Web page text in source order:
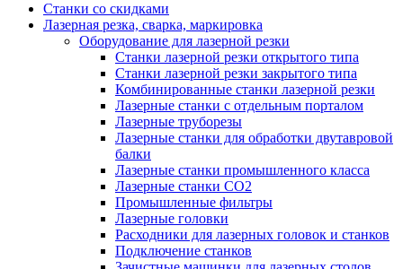
Станки со скидками
Лазерная резка, сварка, маркировка
Оборудование для лазерной резки
Станки лазерной резки открытого типа
Станки лазерной резки закрытого типа
Комбинированные станки лазерной резки
Лазерные станки с отдельным порталом
Лазерные труборезы
Лазерные станки для обработки двутавровой
балки
Лазерные станки промышленного класса
Лазерные станки CO2
Промышленные фильтры
Лазерные головки
Расходники для лазерных головок и станков
Подключение станков